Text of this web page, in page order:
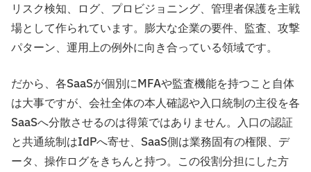
リスク検知、ログ、プロビジョニング、管理者保護を主戦
場として作られています。膨大な企業の要件、監査、攻撃
パターン、運用上の例外に向き合っている領域です。
だから、各SaaSが個別にMFAや監査機能を持つこと自体
は大事ですが、会社全体の本人確認や入口統制の主役を各
SaaSへ分散させるのは得策ではありません。入口の認証
と共通統制はIdPへ寄せ、SaaS側は業務固有の権限、デ
ータ、操作ログをきちんと持つ。この役割分担にした方